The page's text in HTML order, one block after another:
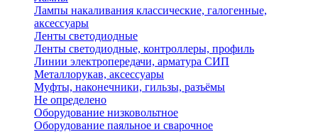
Лампы накаливания классические, галогенные,
аксессуары
Ленты светодиодные
Ленты светодиодные, контроллеры, профиль
Линии электропередачи, арматура СИП
Металлорукав, аксессуары
Муфты, наконечники, гильзы, разъёмы
Не определено
Оборудование низковольтное
Оборудование паяльное и сварочное